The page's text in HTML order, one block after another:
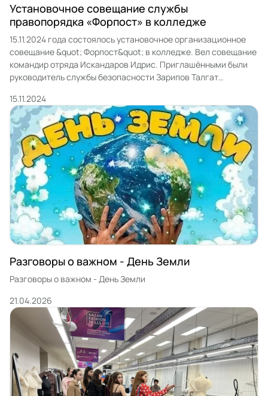
Установочное совещание службы
правопорядка «Форпост» в колледже
15.11.2024 года состоялось установочное организационное
совещание &quot; Форпост&quot; в колледже. Вел совещание
командир отряда Искандаров Идрис. Приглашёнными были
руководитель службы безопасности Зарипов Талгат
Владимировна.Талгат Маратович пожелал собравшимся
плодотворной работы на благо всех студентов, обеспечения
правопорядка и дисциплины в колледже. Все участники будут
утверждены приказом по колледжу, подчеркнул он..Идрис
обозначил […]
15.11.2024
Разговоры о важном - День Земли
Разговоры о важном - День Земли
21.04.2026